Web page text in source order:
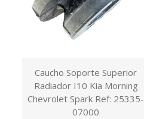
Caucho Soporte Superior
Radiador I10 Kia Morning
Chevrolet Spark Ref: 25335-
07000